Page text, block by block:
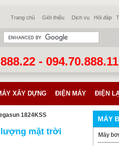
Trang chủ Giới thiệu Dịch vụ Hỏi đáp
- 094.70.888.11
XÂY DỰNG ĐIỆN MÁY ĐIỆN
1824KSS
mặt trời
MÁY
Máy